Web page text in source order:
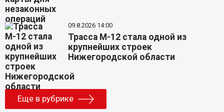
09.8.2026 14:00
Трасса М-12 стала одной из
крупнейших строек
Нижегородской области
Еще в рубрике